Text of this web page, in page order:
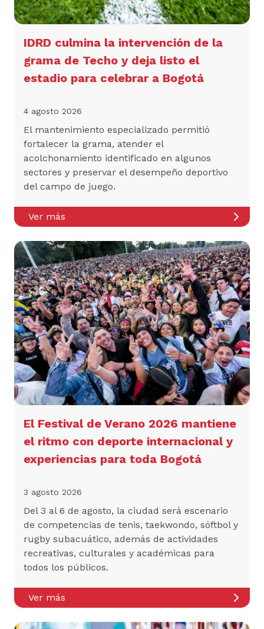
IDRD culmina la intervención de la
grama de Techo y deja listo el
estadio para celebrar a Bogotá
4 agosto 2026
El mantenimiento especializado permitió
fortalecer la grama, atender el
acolchonamiento identificado en algunos
sectores y preservar el desempeño deportivo
del campo de juego.
Ver más
El Festival de Verano 2026 mantiene
el ritmo con deporte internacional y
experiencias para toda Bogotá
3 agosto 2026
Del 3 al 6 de agosto, la ciudad será escenario
de competencias de tenis, taekwondo, sóftbol y
rugby subacuático, además de actividades
recreativas, culturales y académicas para
todos los públicos.
Ver más